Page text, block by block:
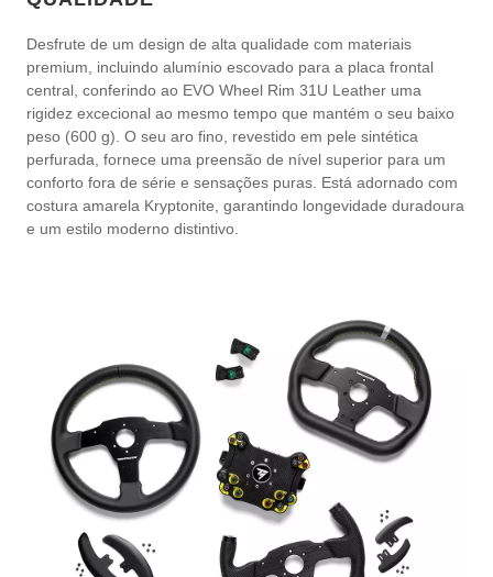
Desfrute de um design de alta qualidade com materiais
premium, incluindo alumínio escovado para a placa frontal
central, conferindo ao EVO Wheel Rim 31U Leather uma
rigidez excecional ao mesmo tempo que mantém o seu baixo
peso (600 g). O seu aro fino, revestido em pele sintética
perfurada, fornece uma preensão de nível superior para um
conforto fora de série e sensações puras. Está adornado com
costura amarela Kryptonite, garantindo longevidade duradoura
e um estilo moderno distintivo.